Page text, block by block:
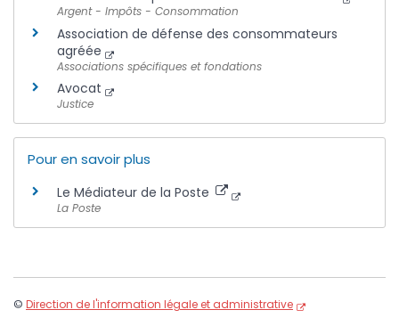
Argent - Impôts - Consommation
Association de défense des consommateurs
agréée
Associations spécifiques et fondations
Avocat
Justice
Pour en savoir plus
Le Médiateur de la Poste
La Poste
© Direction de l'information légale et administrative